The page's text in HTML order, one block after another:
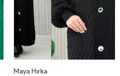
Maya Hırka